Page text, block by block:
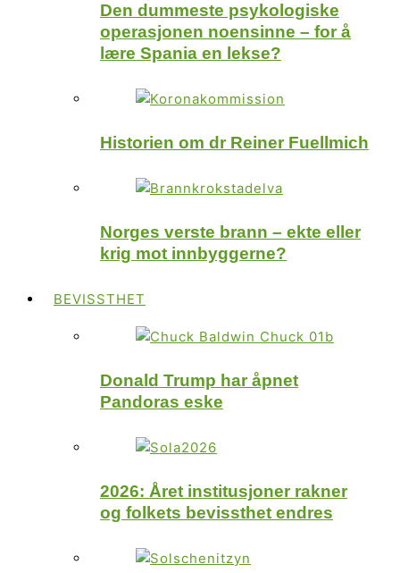
Den dummeste psykologiske
operasjonen noensinne – for å
lære Spania en lekse?
Historien om dr Reiner Fuellmich
Norges verste brann – ekte eller
krig mot innbyggerne?
BEVISSTHET
Donald Trump har åpnet
Pandoras eske
2026: Året institusjoner rakner
og folkets bevissthet endres